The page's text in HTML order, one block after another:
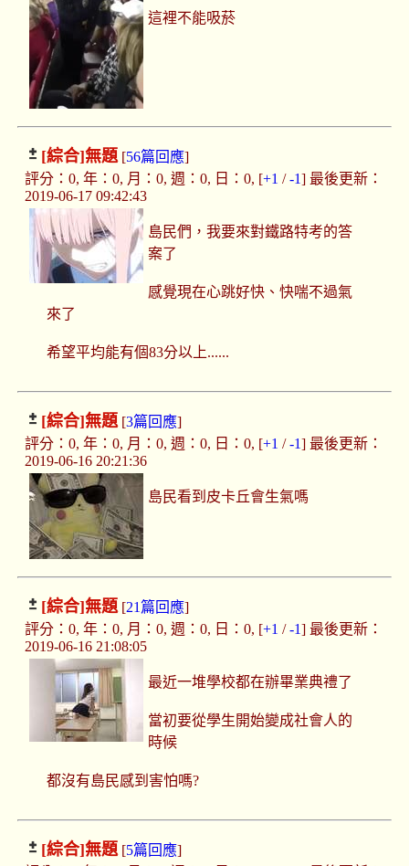
這裡不能吸菸
[綜合]無題[56篇回應]
評分：0, 年：0, 月：0, 週：0, 日：0, [+1 /-1] 最後更新：
2019-06-17 09:42:43
島民們，我要來對鐵路特考的答
案了
感覺現在心跳好快、快喘不過氣
來了
希望平均能有個83分以上......
[綜合]無題[3篇回應]
評分：0, 年：0, 月：0, 週：0, 日：0, [+1 /-1] 最後更新：
2019-06-16 20:21:36
島民看到皮卡丘會生氣嗎
[綜合]無題[21篇回應]
評分：0, 年：0, 月：0, 週：0, 日：0, [+1 /-1] 最後更新：
2019-06-16 21:08:05
最近一堆學校都在辦畢業典禮了
當初要從學生開始變成社會人的
時候
都沒有島民感到害怕嗎?
[綜合]無題[5篇回應]